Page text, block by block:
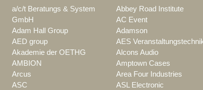
a/c/t Beratungs & System
GmbH
Abbey Road Institute
AC Event
Adam Hall Group Adamson
AED group AES
Akademie der OETHG Alcons Audio
AMBION Amptown Cases
Arcus Area Four Industries
ASC ASL Electronic